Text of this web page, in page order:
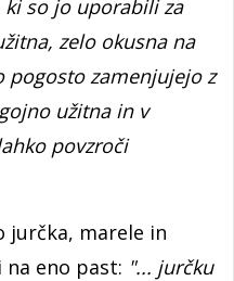
so jo uporabili za
zelo okusna na
zamenjujejo z
užitna in v
povzroči
jurčka, marele in
eno past: "... jurčku